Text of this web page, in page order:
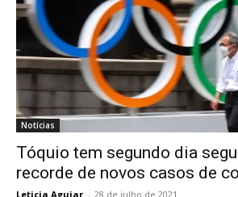
Notícias
Tóquio tem segundo dia
recorde de novos casos de
Leticia Aguiar - 28 de julho de 2021